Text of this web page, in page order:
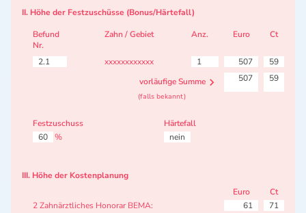
II. Höhe der Festzuschüsse (Bonus/Härtefall)
Befund
Nr.
Zahn / Gebiet Anz. Euro Ct
2.1 xxxxxxxxxxxx 1 507
59
vorläufige Summe
507 59
(falls bekannt)
Festzuschuss
60
%
Härtefall
nein
III. Höhe der Kostenplanung
Euro
Ct
2 Zahnärztliches Honorar BEMA:
61
71